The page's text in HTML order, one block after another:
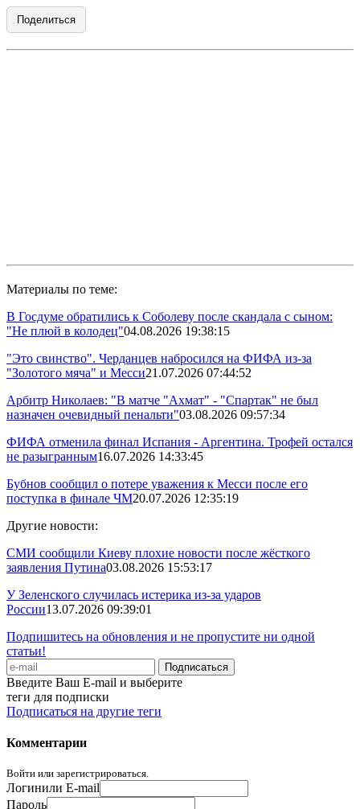
Поделиться
Материалы по теме:
В Госдуме обратились к Соболеву после скандала с сыном:
"Не плюй в колодец"04.08.2026 19:38:15
"Это свинство". Черданцев набросился на ФИФА из-за
"Золотого мяча" и Месси21.07.2026 07:44:52
Арбитр Николаев: "В матче "Ахмат" - "Спартак" не был
назначен очевидный пенальти"03.08.2026 09:57:34
ФИФА отменила финал Испания - Аргентина. Трофей остался
не разыгранным16.07.2026 14:33:45
Бубнов сообщил о потере уважения к Месси после его
поступка в финале ЧМ20.07.2026 12:35:19
Другие новости:
СМИ сообщили Киеву плохие новости после жёсткого
заявления Путина03.08.2026 15:53:17
У Зеленского случилась истерика из-за ударов
России13.07.2026 09:39:01
Подпишитесь на обновления и не пропустите ни одной
статьи!
Введите Ваш E-mail и выберите
теги для подписки
Подписаться на другие теги
Комментарии
Войти или зарегистрироваться.
Логинили E-mail
Пароль